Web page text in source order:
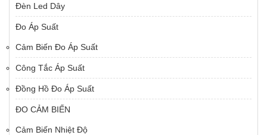
Đèn Led Dây
Đo Áp Suất
Cảm Biến Đo Áp Suất
Công Tắc Áp Suất
Đồng Hồ Đo Áp Suất
ĐO CẢM BIẾN
Cảm Biến Nhiệt Độ